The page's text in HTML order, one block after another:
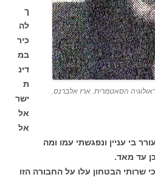
הסאטמרית. ארז אלברנס.
ך
לה
כיר
במ
דינ
ת
ישר
אל
אל
בי עניין ונפגשתי עמו ומה
עד מאד.
שרותי הבטחון עלו על החבורה הזו